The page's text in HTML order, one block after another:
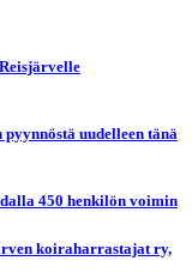
uudelleen tänä
450 henkilön voimin
koiraharrastajat ry,